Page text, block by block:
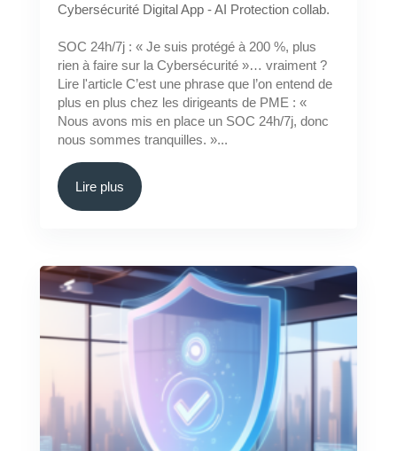
Cybersécurité Digital App - AI Protection collab.
SOC 24h/7j : « Je suis protégé à 200 %, plus
rien à faire sur la Cybersécurité »… vraiment ?
Lire l'article C’est une phrase que l’on entend de
plus en plus chez les dirigeants de PME : «
Nous avons mis en place un SOC 24h/7j, donc
nous sommes tranquilles. »...
Lire plus